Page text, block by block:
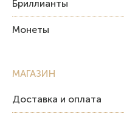
Бриллианты
Монеты
МАГАЗИН
Доставка и оплата